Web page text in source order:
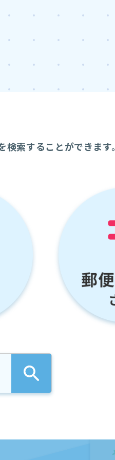
索することができます。